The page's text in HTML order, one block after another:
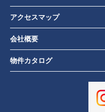
アクセスマップ
会社概要
物件カタログ